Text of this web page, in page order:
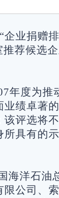
业捐赠
推荐候选
年度为推
业绩卓著
评选将
具有的
海洋石油
公司、